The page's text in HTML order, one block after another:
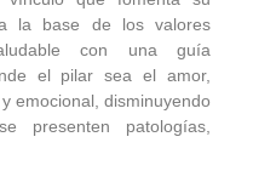
la base de los valores
con una guía
el pilar sea el amor,
emocional, disminuyendo
presenten patologías,